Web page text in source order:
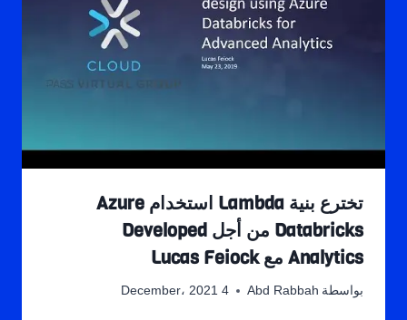
تخترع بنية Lambda استخدام Azure
Databricks من أجل Developed
Analytics مع Lucas Feiock
بواسطة Abd Rabbah 4 December، 2021